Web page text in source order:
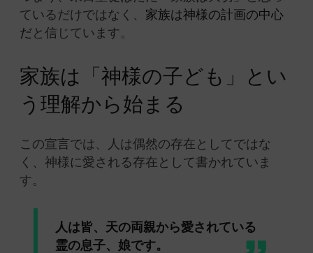
ているだけではなく、 家族は神様の計画の中心
だと信じています。
家族は「神様の子ども」とい
う理解から始まる
この宣言では、人は偶然の存在としてではな
く、神様に愛される存在として書かれていま
す。
人は皆、天の両親から愛されている
霊の息子、娘です。